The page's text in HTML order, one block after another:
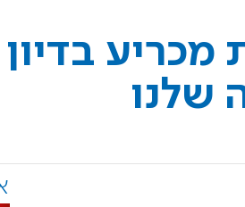
מכריע בדיון
שלנו